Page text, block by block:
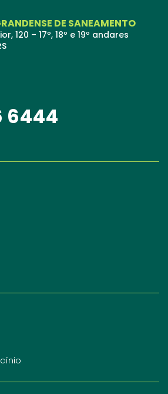
DE SANEAMENTO
120 – 17º, 18º e 19º andares
6444